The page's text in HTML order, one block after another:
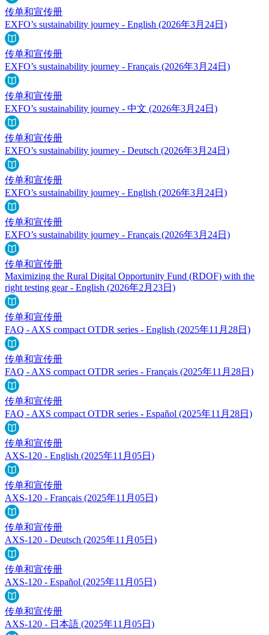
传单和宣传册
EXFO’s sustainability journey - English (2026年3月24日)
传单和宣传册
EXFO’s sustainability journey - Français (2026年3月24日)
传单和宣传册
EXFO’s sustainability journey - 中文 (2026年3月24日)
传单和宣传册
EXFO’s sustainability journey - Deutsch (2026年3月24日)
传单和宣传册
EXFO’s sustainability journey - English (2026年3月24日)
传单和宣传册
EXFO’s sustainability journey - Français (2026年3月24日)
传单和宣传册
Maximizing the Rural Digital Opportunity Fund (RDOF) with the
right testing gear - English (2026年2月23日)
传单和宣传册
FAQ - AXS compact OTDR series - English (2025年11月28日)
传单和宣传册
FAQ - AXS compact OTDR series - Français (2025年11月28日)
传单和宣传册
FAQ - AXS compact OTDR series - Español (2025年11月28日)
传单和宣传册
AXS-120 - English (2025年11月05日)
传单和宣传册
AXS-120 - Français (2025年11月05日)
传单和宣传册
AXS-120 - Deutsch (2025年11月05日)
传单和宣传册
AXS-120 - Español (2025年11月05日)
传单和宣传册
AXS-120 - 日本語 (2025年11月05日)